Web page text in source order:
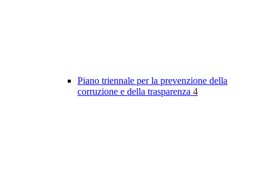
Piano triennale per la prevenzione della
corruzione e della trasparenza 4